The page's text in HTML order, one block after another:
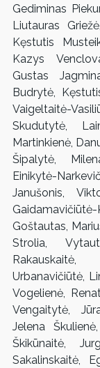
Gediminas
Liutauras
Kęstutis
Kazys
Gustas
Budrytė,
Vaigeltaitė-
Skudutytė,
Martinkienė,
Šipalytė,
Einikytė-
Janušonis,
Goštautas,
Strolia,
Urbanavičiūtė,
Vogelienė,
Vengaitytė,
Jelena
Škikūnaitė,
Sakalinskaitė,